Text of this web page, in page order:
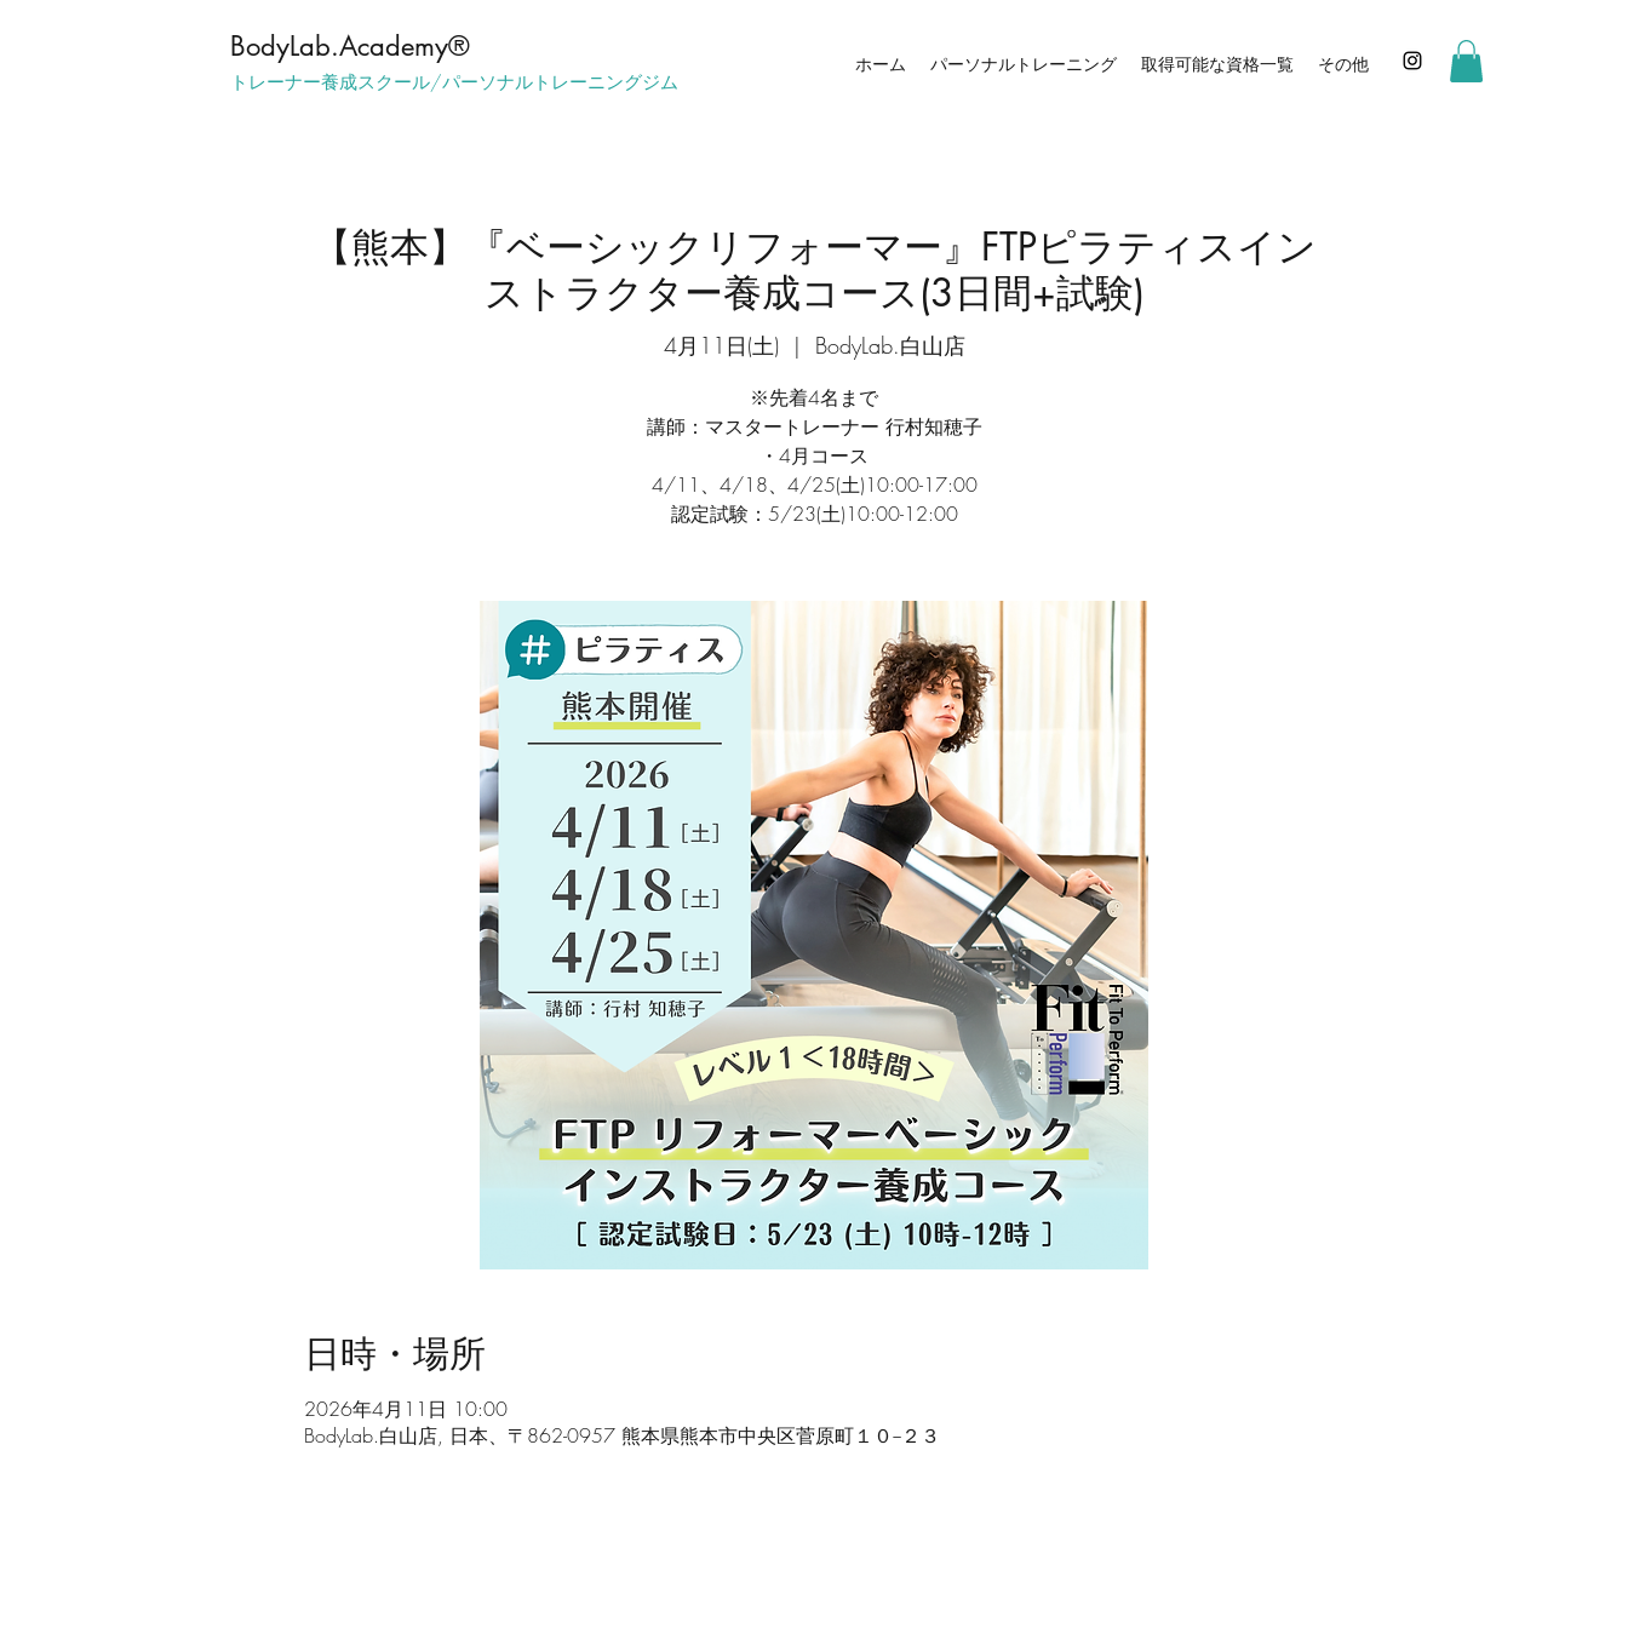
​BodyLab.Academy®︎
トレーナー養成スクール/パーソナルトレーニングジム
ホーム パーソナルトレーニング 取得可能な資格一覧 その他
【熊本】『ベーシックリフォーマー』FTPピラティスイン
ストラクター養成コース(3日間+試験)
4月11日(土)
  |
BodyLab.白山店
※先着4名まで
講師：マスタートレーナー 行村知穂子
・4月コース
4/11、4/18、4/25(土)10:00-17:00
認定試験：5/23(土)10:00-12:00
日時・場所
2026年4月11日 10:00
BodyLab.白山店, 日本、〒862-0957 熊本県熊本市中央区菅原町１０−２３